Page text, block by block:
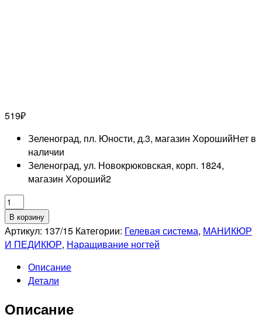
519₽
Зеленоград, пл. Юности, д.3, магазин ХорошийНет в
наличии
Зеленоград, ул. Новокрюковская, корп. 1824,
магазин Хороший2
Количество
товара
RUNAIL
Гель
шиммером
BUILDER
В корзину
Артикул: 137/15 Категории: Гелевая система, МАНИКЮР
И ПЕДИКЮР, Наращивание ногтей
Описание
Детали
Описание